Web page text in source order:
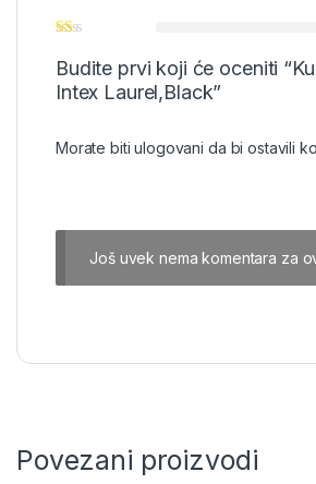
Budite prvi koji će oceniti
Intex Laurel,Black”
Morate bitiulogovani da bi ostavili
Još uvek nema komentara za
Povezani proizvodi